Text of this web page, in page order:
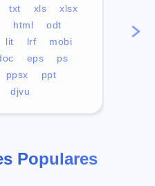
txt xls
xlsx
html
odt
lit lrf
mobi
eps
ps
ppsx
ppt
djvu
mp4
Populares